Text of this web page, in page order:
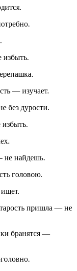
избыть.
— изучает.
без дурости.
избыть.
не найдешь.
головою.
пришла — не
бранятся —